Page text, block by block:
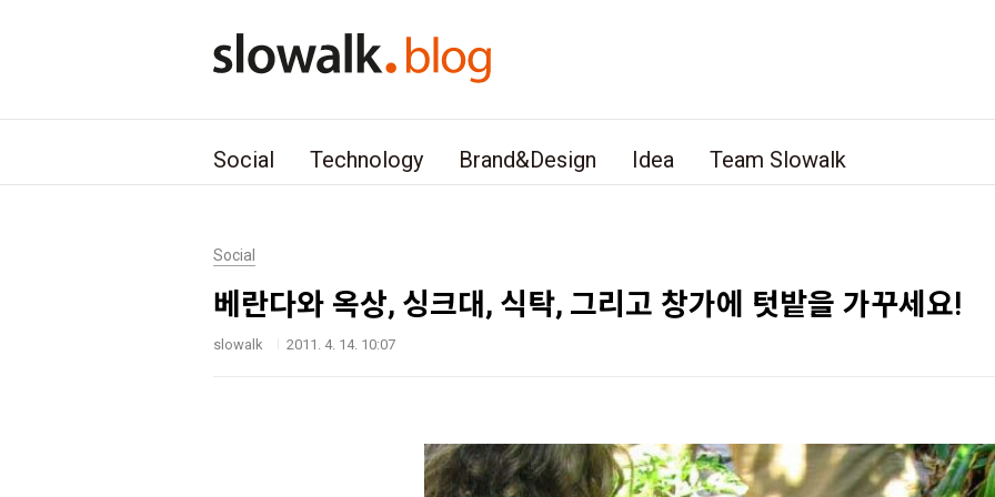
Social Technology Brand&Design Idea Team Slowalk
Social
베란다와 옥상, 싱크대, 식탁, 그리고 창가에 텃밭을 가꾸세요!
slowalk 2011. 4. 14. 10:07